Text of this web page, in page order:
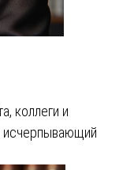
коллеги и
исчерпывающий